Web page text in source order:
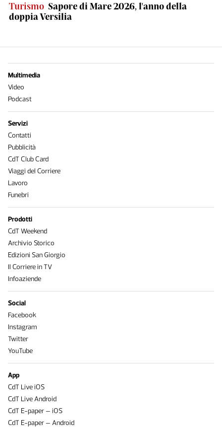
Turismo Sapore di Mare 2026, l'anno della
doppia Versilia
Multimedia
Video
Podcast
Servizi
Contatti
Pubblicità
CdT Club Card
Viaggi del Corriere
Lavoro
Funebri
Prodotti
CdT Weekend
Archivio Storico
Edizioni San Giorgio
Il Corriere in TV
Infoaziende
Social
Facebook
Instagram
Twitter
YouTube
App
CdT Live iOS
CdT Live Android
CdT E-paper – iOS
CdT E-paper – Android